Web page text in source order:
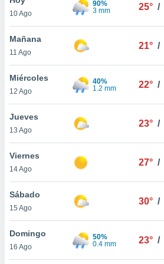
y
en
más
de
cookies
10 Ago
90%
3 mm
25° /
Mañana
11 Ago
21° /
Miércoles
12 Ago
40%
1.2 mm
22° /
Jueves
13 Ago
23° /
Viernes
14 Ago
27° /
Sábado
15 Ago
30° /
Domingo
16 Ago
50%
0.4 mm
23° /